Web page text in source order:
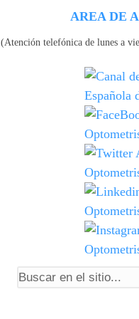
AREA DE
(Atención telefónica de lunes a